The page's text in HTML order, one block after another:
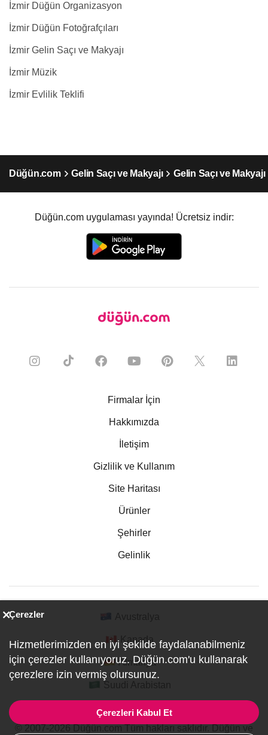
İzmir Düğün Organizasyon
İzmir Düğün Fotoğrafçıları
İzmir Gelin Saçı ve Makyajı
İzmir Müzik
İzmir Evlilik Teklifi
Düğün.com Gelin Saçı ve Makyajı Gelin Saçı ve Makyajı
Düğün.com uygulaması yayında! Ücretsiz indir:
Firmalar İçin
Hakkımızda
İletişim
Gizlilik ve Kullanım
Site Haritası
Ürünler
Şehirler
Gelinlik
Kanada
Almanya
Çerezler
Hizmetlerimizden en iyi şekilde faydalanabilmeniz
için çerezler kullanıyoruz. Düğün.com'u kullanarak
çerezlere izin vermiş olursunuz.
Çerezleri Kabul Et